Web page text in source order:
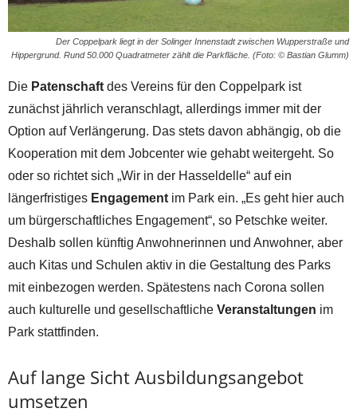
Der Coppelpark liegt in der Solinger Innenstadt zwischen Wupperstraße und
Hippergrund. Rund 50.000 Quadratmeter zählt die Parkfläche. (Foto: © Bastian Glumm)
Die Patenschaft des Vereins für den Coppelpark ist
zunächst jährlich veranschlagt, allerdings immer mit der
Option auf Verlängerung. Das stets davon abhängig, ob die
Kooperation mit dem Jobcenter wie gehabt weitergeht. So
oder so richtet sich „Wir in der Hasseldelle“ auf ein
längerfristiges Engagement im Park ein. „Es geht hier auch
um bürgerschaftliches Engagement“, so Petschke weiter.
Deshalb sollen künftig Anwohnerinnen und Anwohner, aber
auch Kitas und Schulen aktiv in die Gestaltung des Parks
mit einbezogen werden. Spätestens nach Corona sollen
auch kulturelle und gesellschaftliche Veranstaltungen im
Park stattfinden.
Auf lange Sicht Ausbildungsangebot
umsetzen